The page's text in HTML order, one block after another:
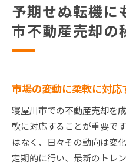
予期せぬ転機に
市不動産売却の
市場の変動に柔軟に対応
寝屋川市での不動産売却を
軟に対応することが重要で
はなく、日々その動向は変
定期的に行い、最新のトレ